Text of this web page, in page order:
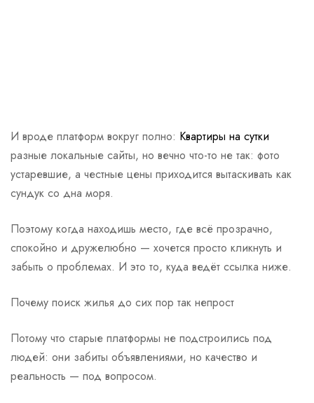
И вроде платформ вокруг полно: Квартиры на сутки
разные локальные сайты, но вечно что-то не так: фото
устаревшие, а честные цены приходится вытаскивать как
сундук со дна моря.
Поэтому когда находишь место, где всё прозрачно,
спокойно и дружелюбно — хочется просто кликнуть и
забыть о проблемах. И это то, куда ведёт ссылка ниже.
Почему поиск жилья до сих пор так непрост
Потому что старые платформы не подстроились под
людей: они забиты объявлениями, но качество и
реальность — под вопросом.